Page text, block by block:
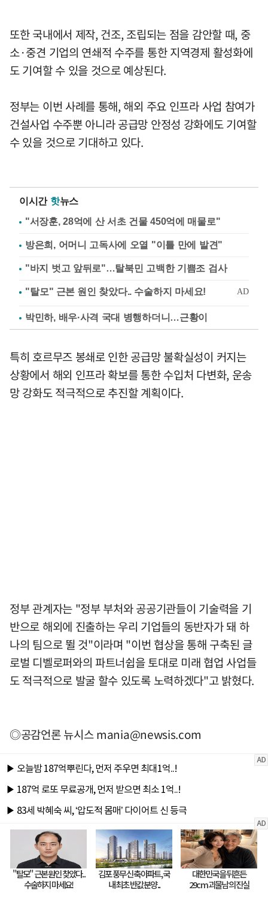
또한 국내에서 제작, 건조, 조립되는 점을 감안할 때, 중
소·중견 기업의 연쇄적 수주를 통한 지역경제 활성화에
도 기여할 수 있을 것으로 예상된다.
정부는 이번 사례를 통해, 해외 주요 인프라 사업 참여가
건설사업 수주뿐 아니라 공급망 안정성 강화에도 기여할
수 있을 것으로 기대하고 있다.
이시간 핫뉴스
"서장훈, 28억에 산 서초 건물 450억에 매물로"
방은희, 어머니 고독사에 오열 "이틀 만에 발견"
"바지 벗고 앞뒤로"…탈북민 고백한 기쁨조 검사
박민하, 배우·사격 국대 병행하더니…근황이
특히 호르무즈 봉쇄로 인한 공급망 불확실성이 커지는
상황에서 해외 인프라 확보를 통한 수입처 다변화, 운송
망 강화도 적극적으로 추진할 계획이다.
정부 관계자는 "정부 부처와 공공기관들이 기술력을 기
반으로 해외에 진출하는 우리 기업들의 동반자가 돼 하
나의 팀으로 뛸 것"이라며 "이번 협상을 통해 구축된 글
로벌 디벨로퍼와의 파트너쉽을 토대로 미래 협업 사업들
도 적극적으로 발굴 할수 있도록 노력하겠다"고 밝혔다.
◎공감언론 뉴시스mania@newsis.com